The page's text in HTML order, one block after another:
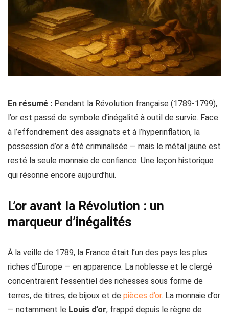
En résumé : Pendant la Révolution française (1789-1799),
l’or est passé de symbole d’inégalité à outil de survie. Face
à l’effondrement des assignats et à l’hyperinflation, la
possession d’or a été criminalisée — mais le métal jaune est
resté la seule monnaie de confiance. Une leçon historique
qui résonne encore aujourd’hui.
L’or avant la Révolution : un
marqueur d’inégalités
À la veille de 1789, la France était l’un des pays les plus
riches d’Europe — en apparence. La noblesse et le clergé
concentraient l’essentiel des richesses sous forme de
terres, de titres, de bijoux et de pièces d’or. La monnaie d’or
— notamment le Louis d’or, frappé depuis le règne de